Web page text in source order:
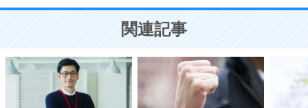
ことが大切。
関連記事